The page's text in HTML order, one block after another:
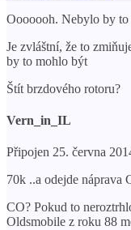
Ooooooh. Nebylo by to
Je zvláštní, že to
by to mohlo být
Štít brzdového rotoru?
Vern_in_IL
Připojen 25. června
70k ..a odejde náprava
CO? Pokud to
Oldsmobile z roku 88